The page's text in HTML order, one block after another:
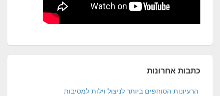
כתבות אחרונות
הרעיונות הסוחפים ביותר לניצול וילות למסיבות